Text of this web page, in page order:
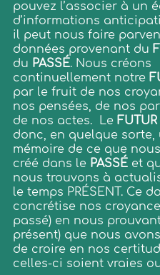
pouvez l’associer à un
d’informations
il peut nous faire
données provenant du
du PASSÉ. Nous créons
continuellement notre
par le fruit de nos
nos pensées, de nos
de nos actes.  Le FUTUR
donc, en quelque sorte,
mémoire de ce que
créé dans le PASSÉ et
nous trouvons à
le temps PRÉSENT. Ce
concrétise nos
passé) en nous
présent) que nous
de croire en nos
celles-ci soient vraies